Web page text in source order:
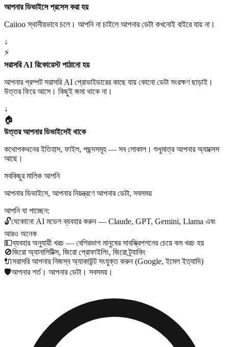
আপনার ডিভাইসে প্রসেস করা হয়
Caiioo স্থানীয়ভাবে চলে। আপনি না চাইলে আপনার ডেটা কখনোই বাইরে যায় না।
↓
⚡
সরাসরি AI রিকোয়েস্ট পাঠানো হয়
আপনার প্রম্পট সরাসরি AI প্রোভাইডারের কাছে যায় কোনো ডেটা সংরক্ষণ ছাড়াই।
উত্তর ফিরে আসে। কিছুই জমা থাকে না।
↓
🏠
উত্তর আপনার ডিভাইসেই থাকে
কথোপকথনের ইতিহাস, ফাইল, পছন্দসমূহ — সব লোকাল। শুধুমাত্র আপনার অ্যাক্সেস
আছে।
সবকিছুর মালিক আপনি
আপনার ডিভাইসে, আপনার নিয়ন্ত্রণে আপনার ডেটা, সবসময়
আপনি যা পাচ্ছেন:
🔓যেকোনো AI মডেল ব্যবহার করুন — Claude, GPT, Gemini, Llama এবং
আরও অনেক
💵ব্যবহার অনুযায়ী খরচ — বেশিরভাগ মানুষের সাবস্ক্রিপশনের চেয়ে কম খরচ হয়
🚫জিরো অ্যানালিটিক্স, জিরো প্রোফাইলিং, জিরো ট্র্যাকিং
🔌সরাসরি আপনার নিজস্ব অ্যাকাউন্ট সংযুক্ত করুন (Google, ইমেল ইত্যাদি)
🛡️আপনার শর্ত। আপনার ডেটা। সবসময়।